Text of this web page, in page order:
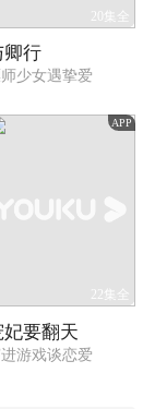
20集全
卿行
少女遇挚爱
APP
22集全
妃要翻天
游戏谈恋爱